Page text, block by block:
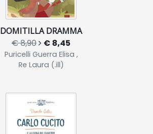
DOMITILLA DRAMMA
€ 8,90 € 8,45
Puricelli Guerra Elisa ,
Re Laura (.ill)